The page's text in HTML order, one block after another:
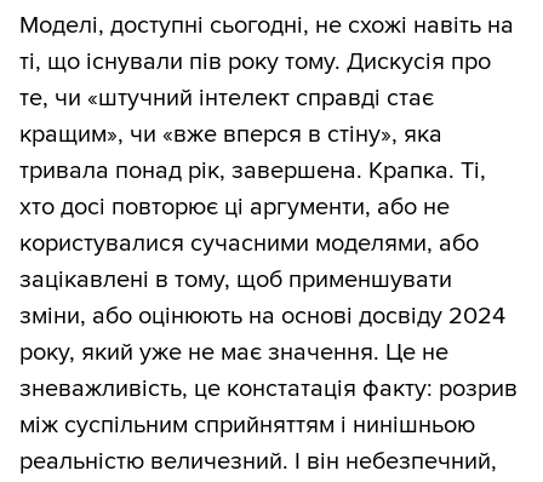
Моделі, доступні сьогодні, не схожі навіть на
ті, що існували пів року тому. Дискусія про
те, чи «штучний інтелект справді стає
кращим», чи «вже вперся в стіну», яка
тривала понад рік, завершена. Крапка. Ті,
хто досі повторює ці аргументи, або не
користувалися сучасними моделями, або
зацікавлені в тому, щоб применшувати
зміни, або оцінюють на основі досвіду 2024
року, який уже не має значення. Це не
зневажливість, це констатація факту: розрив
між суспільним сприйняттям і нинішньою
реальністю величезний. І він небезпечний,